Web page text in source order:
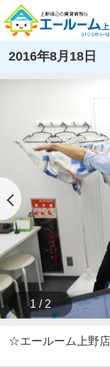
2016年8月18日
1 / 2
☆エールーム上野